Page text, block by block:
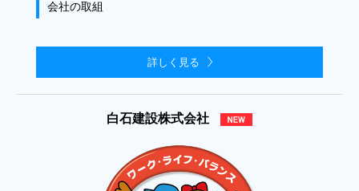
会社の取組
詳しく見る
白石建設株式会社